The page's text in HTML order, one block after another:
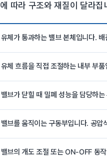
따라 구조와 재질이 달라집
유체가 통과하는 밸브 본체입니다.
유체 흐름을 직접 조절하는 내부 부
밸브가 닫힐 때 밀폐 성능을 담당하
밸브를 움직이는 구동부입니다. 공
밸브의 개도 조절 또는 ON-OFF 동